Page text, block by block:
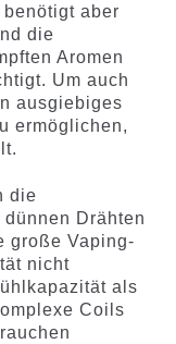
aber
die
Aromen
Um auch
ausgiebiges
ermöglichen,
die
Drähten
große Vaping-
nicht
als
Coils